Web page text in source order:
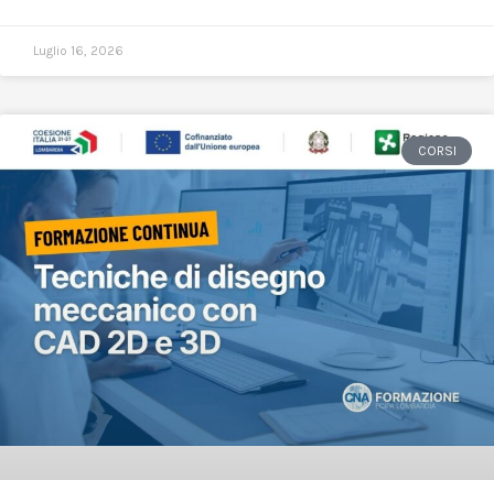
Luglio 16, 2026
CORSI